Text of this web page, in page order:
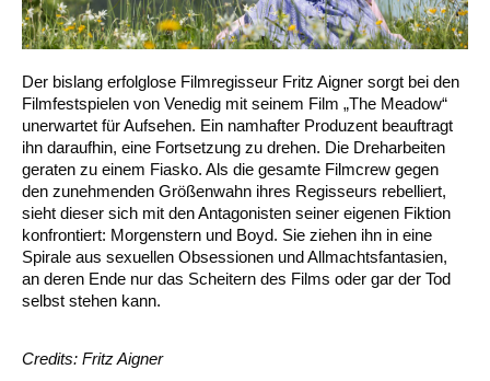
Der bislang erfolglose Filmregisseur Fritz Aigner sorgt bei den
Filmfestspielen von Venedig mit seinem Film „The Meadow“
unerwartet für Aufsehen. Ein namhafter Produzent beauftragt
ihn daraufhin, eine Fortsetzung zu drehen. Die Dreharbeiten
geraten zu einem Fiasko. Als die gesamte Filmcrew gegen
den zunehmenden Größenwahn ihres Regisseurs rebelliert,
sieht dieser sich mit den Antagonisten seiner eigenen Fiktion
konfrontiert: Morgenstern und Boyd. Sie ziehen ihn in eine
Spirale aus sexuellen Obsessionen und Allmachtsfantasien,
an deren Ende nur das Scheitern des Films oder gar der Tod
selbst stehen kann.
Credits: Fritz Aigner